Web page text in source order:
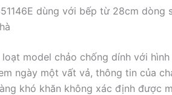
dùng với bếp từ 28cm dòng
model chảo chống dính với hình
ngày một vất vả, thông tin của
khó khăn không xác định được